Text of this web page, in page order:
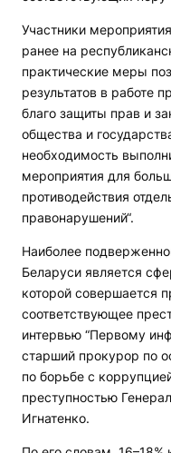
Участники
ранее на
практические меры
результатов в работе
благо защиты прав и
общества и
необходимость
мероприятия для
противодействия
правонарушений“.
Наиболее
Беларуси является
которой совершается
соответствующее
интервью “Первому
старший прокурор по
по борьбе с
преступностью
Игнатенко.